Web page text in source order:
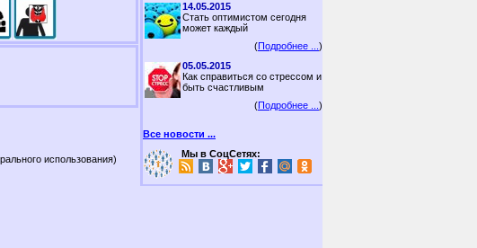
использования)
14.05.2015
Стать оптимистом сегодня
может каждый
(Подробнее ... )
05.05.2015
Как справиться со стрессом и
быть счастливым
(Подробнее ... )
Все новости ...
Мы в СоцСетях: